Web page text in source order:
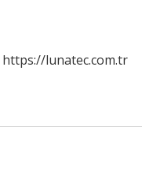
https://lunatec.com.tr